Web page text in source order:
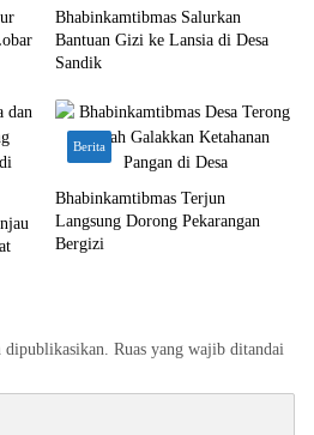
Bhabinkamtibmas Salurkan
Bantuan Gizi ke Lansia di Desa
Sandik
Berita
Bhabinkamtibmas Terjun
Langsung Dorong Pekarangan
Bergizi
dipublikasikan. Ruas yang wajib ditandai